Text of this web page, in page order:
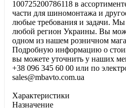
100725200786118 в
части для шиномонтажа и
любые требования и задачи. Мы
любой регион Украины. Вы
одном из нашем розничном
Подробную информацию о
вы можете уточнить у наших
+38 096 345 60 00 или по
sales@mbavto.com.ua
Характеристики
Haзнaчeниe